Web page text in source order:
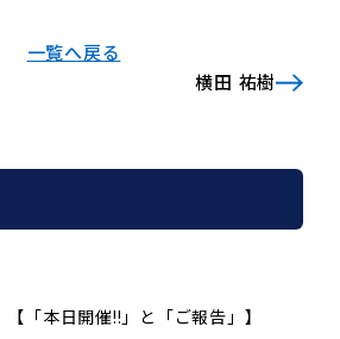
一覧へ戻る
横田 祐樹
【「本日開催!!」と「ご報告」】